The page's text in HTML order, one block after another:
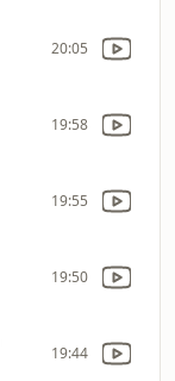
20:05
19:58
19:55
19:50
19:44